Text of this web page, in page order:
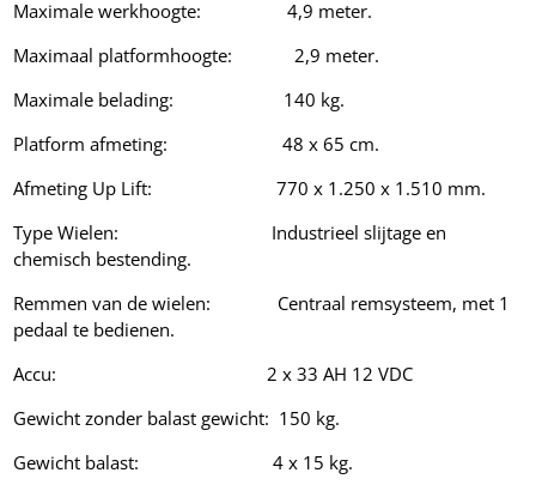
Maximale werkhoogte: 4,9 meter.
Maximaal platformhoogte: 2,9 meter.
Maximale belading: 140 kg.
Platform afmeting: 48 x 65 cm.
Afmeting Up Lift: 770 x 1.250 x 1.510 mm.
Type Wielen: Industrieel slijtage en
chemisch bestending.
Remmen van de wielen: Centraal remsysteem, met 1
pedaal te bedienen.
Accu: 2 x 33 AH 12 VDC
Gewicht zonder balast gewicht: 150 kg.
Gewicht balast: 4 x 15 kg.